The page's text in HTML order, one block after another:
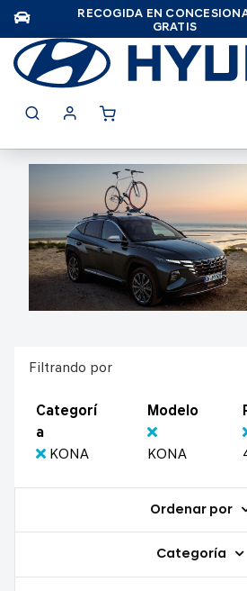
RECOGIDA EN
GRATIS
Filtrando por
Categorí
a
KONA
Modelo
KONA
Ordenar por
Categoría